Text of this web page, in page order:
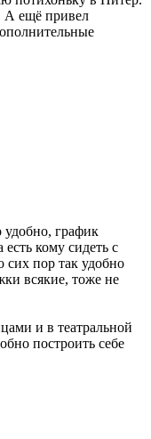
А ещё привел
график
кому сидеть с
сих пор так удобно
всякие, тоже не
и в театральной
построить себе